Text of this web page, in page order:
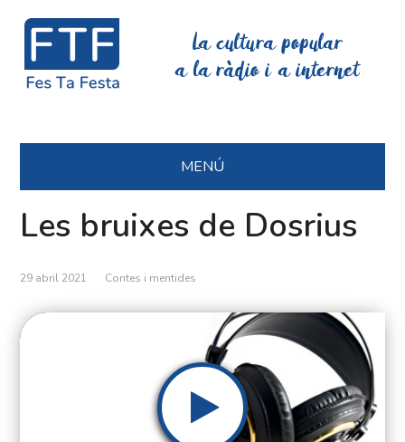
La cultura popular
a la ràdio i a internet
MENÚ
Les bruixes de Dosrius
29 abril 2021 Contes i mentides